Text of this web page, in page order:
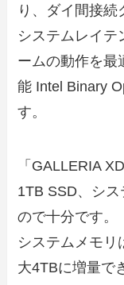
り、ダイ間接続
システムレイテ
ームの動作を最
能 Intel Binary
す。
「GALLERIA
1TB SSD、シ
ので十分です。
システムメモリ
大4TBに増量で